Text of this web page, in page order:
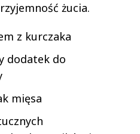
żucia.
z kurczaka
dodatek do
mięsa